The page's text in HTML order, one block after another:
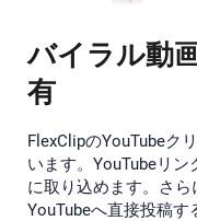
バイラル動
有
FlexClipのYouTubeク
います。YouTubeリ
に取り込めます。さ
YouTubeへ直接投稿